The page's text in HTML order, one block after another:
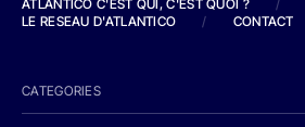
ATLANTICO C'EST QUI, C'EST QUOI ?
/
LE RESEAU D'ATLANTICO
/ CONTACT
CATEGORIES